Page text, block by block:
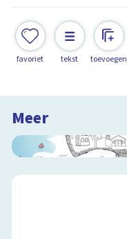
favoriet tekst toevoegen
Meer